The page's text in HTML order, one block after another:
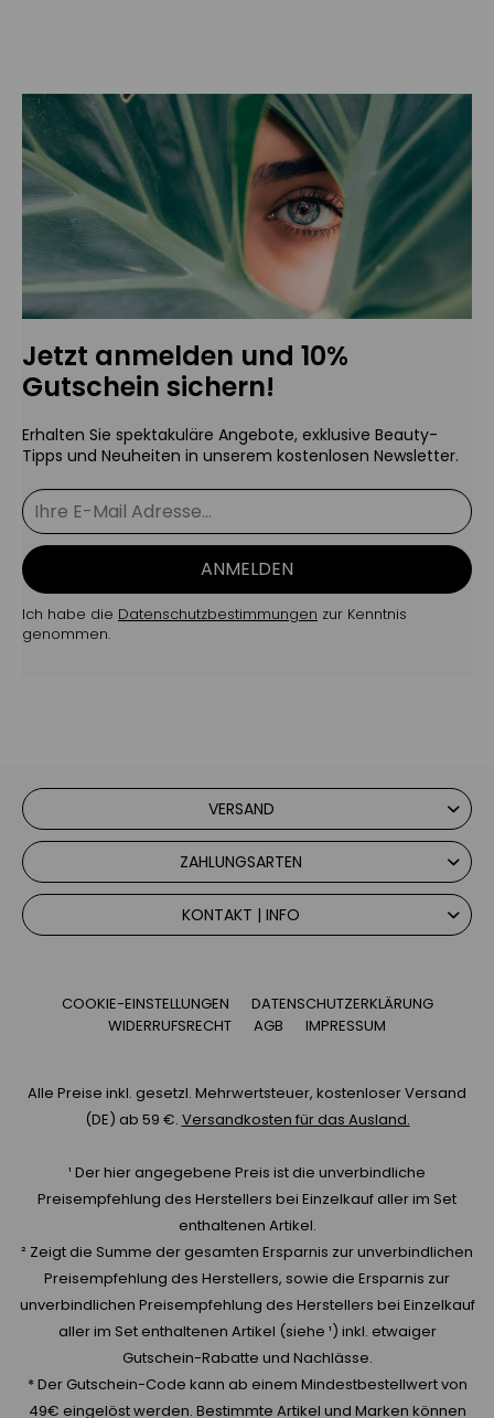
Jetzt anmelden und 10%
Gutschein sichern!
Erhalten Sie spektakuläre Angebote, exklusive Beauty-
Tipps und Neuheiten in unserem kostenlosen Newsletter.
ANMELDEN
Ich habe die Datenschutzbestimmungen zur Kenntnis
genommen.
VERSAND
ZAHLUNGSARTEN
KONTAKT | INFO
COOKIE-EINSTELLUNGEN
DATENSCHUTZERKLÄRUNG
WIDERRUFSRECHT
AGB IMPRESSUM
Alle Preise inkl. gesetzl. Mehrwertsteuer, kostenloser Versand
(DE) ab 59 €. Versandkosten für das Ausland.
¹ Der hier angegebene Preis ist die unverbindliche
Preisempfehlung des Herstellers bei Einzelkauf aller im Set
enthaltenen Artikel.
² Zeigt die Summe der gesamten Ersparnis zur unverbindlichen
Preisempfehlung des Herstellers, sowie die Ersparnis zur
unverbindlichen Preisempfehlung des Herstellers bei Einzelkauf
aller im Set enthaltenen Artikel (siehe ¹) inkl. etwaiger
Gutschein-Rabatte und Nachlässe.
* Der Gutschein-Code kann ab einem Mindestbestellwert von
49€ eingelöst werden. Bestimmte Artikel und Marken können